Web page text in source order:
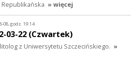
» więcej
08, godz. 19:14
03-22 (Czwartek)
z Uniwersytetu Szczecińskiego. »